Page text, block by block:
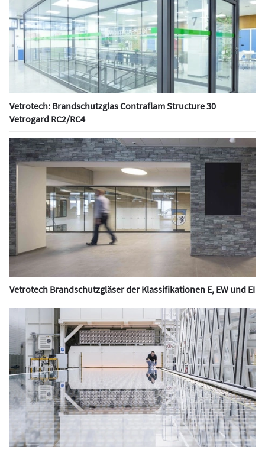
Vetrotech: Brandschutzglas Contraflam Structure 30
Vetrogard RC2/RC4
Vetrotech Brandschutzgläser der Klassifikationen E, EW und EI